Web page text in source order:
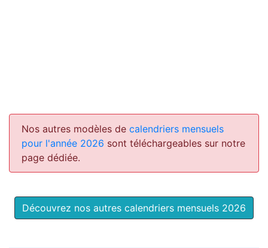
Nos autres modèles de calendriers mensuels
pour l'année 2026 sont téléchargeables sur notre
page dédiée.
Découvrez nos autres calendriers mensuels 2026